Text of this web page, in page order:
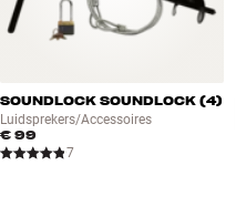
SOUNDLOCK SOUNDLOCK (4)
Luidsprekers/Accessoires
€ 99
7